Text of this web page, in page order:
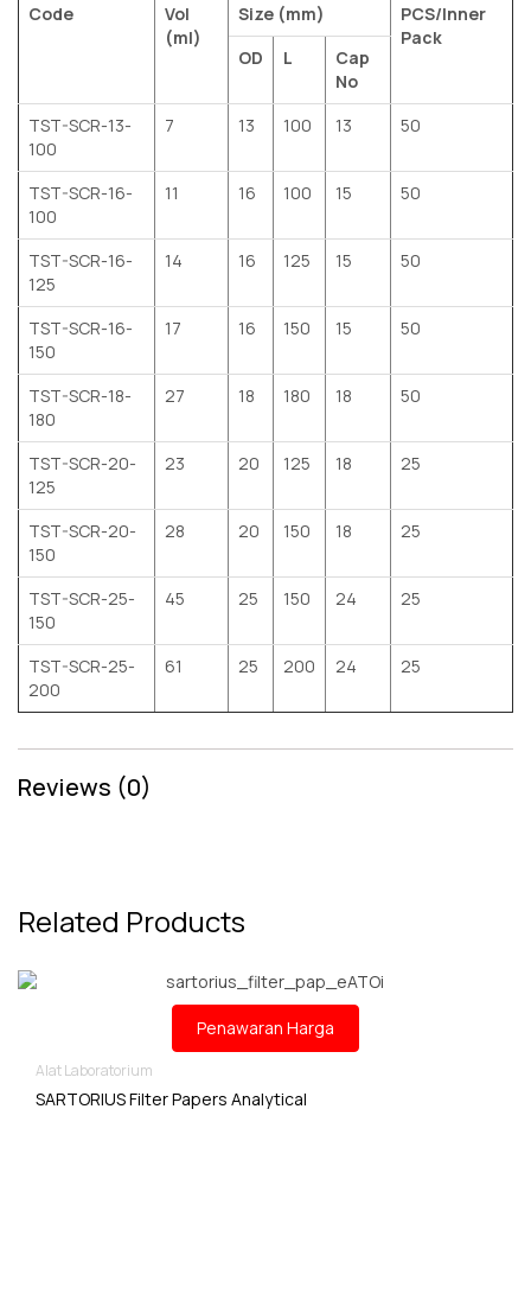
Code
Vol
(ml)
Size (mm)
PCS/Inner
Pack
OD
L
Cap
No
TST-SCR-13-
100
7 13 100 13 50
TST-SCR-16-
100
11 16 100 15 50
TST-SCR-16-
125
14 16 125 15 50
TST-SCR-16-
150
17 16 150 15 50
TST-SCR-18-
180
27 18 180 18 50
TST-SCR-20-
125
23 20 125 18 25
TST-SCR-20-
150
28 20 150 18 25
TST-SCR-25-
150
45 25 150 24 25
TST-SCR-25-
200
61 25 200 24 25
Reviews (0)
Related Products
Penawaran Harga
Alat Laboratorium
SARTORIUS Filter Papers Analytical